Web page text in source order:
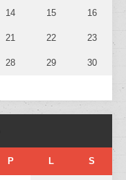
14 15 16
21 22 23
28 29 30
P L S